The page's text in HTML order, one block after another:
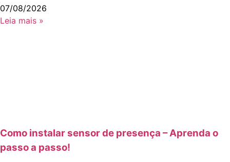
07/08/2026
Leia mais »
Como instalar sensor de presença – Aprenda o
passo a passo!